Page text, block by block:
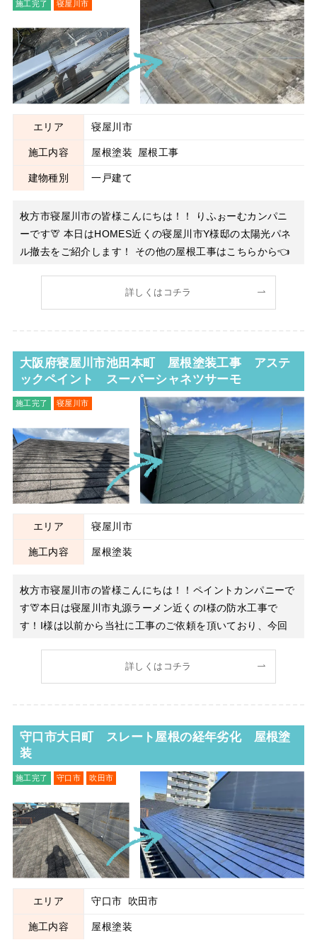
施工完了
寝屋川市
エリア 寝屋川市
施工内容 屋根塗装 屋根工事
建物種別 一戸建て
枚方市寝屋川市の皆様こんにちは！！ りふぉーむカンパニ
ーです🦒 本日はHOMES近くの寝屋川市Y様邸の太陽光パネ
ル撤去をご紹介します！ その他の屋根工事はこちらから👈
りませんか？そんな太陽熱温水器も非常に流行り多くの家で
詳しくはコチラ
大阪府寝屋川市池田本町 屋根塗装工事 アステ
ックペイント スーパーシャネツサーモ
施工完了
寝屋川市
エリア 寝屋川市
施工内容 屋根塗装
枚方市寝屋川市の皆様こんにちは！！ペイントカンパニーで
す🦒本日は寝屋川市丸源ラーメン近くのI様の防水工事で
す！I様は以前から当社に工事のご依頼を頂いており、今回
前に外壁はカバー工法を行っており、今回ふと屋根もしなけ
詳しくはコチラ
守口市大日町 スレート屋根の経年劣化 屋根塗
装
施工完了 守口市
吹田市
エリア 守口市 吹田市
施工内容 屋根塗装